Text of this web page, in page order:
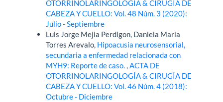
OTORRINOLARINGOLOGÍA & CIRUGÍA DE
CABEZA Y CUELLO: Vol. 48 Núm. 3 (2020):
Julio - Septiembre
Luis Jorge Mejia Perdigon, Daniela Maria
Torres Arevalo, Hipoacusia neurosensorial,
secundaria a enfermedad relacionada con
MYH9: Reporte de caso.,ACTA DE
OTORRINOLARINGOLOGÍA & CIRUGÍA DE
CABEZA Y CUELLO: Vol. 46 Núm. 4 (2018):
Octubre - Diciembre